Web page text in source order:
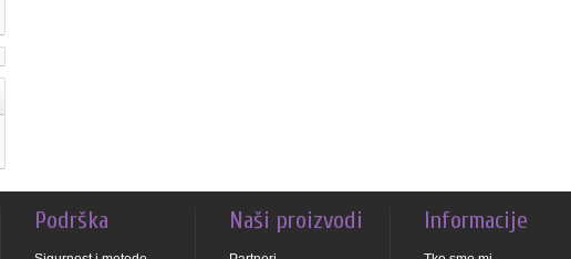
Podrška Naši proizvodi Informacije